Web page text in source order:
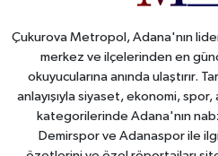
Çukurova Metropol, Adana'nın
merkez ve ilçelerinden en
okuyucularına anında ulaştırır.
anlayışıyla siyaset, ekonomi,
kategorilerinde Adana'nın
Demirspor ve Adanaspor ile